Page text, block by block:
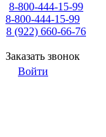
8-800-444-15-99
8-800-444-15-99
8 (922) 660-66-76
Заказать звонок
Войти